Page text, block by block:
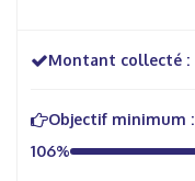
Montant collecté :
Objectif minimum :
106%